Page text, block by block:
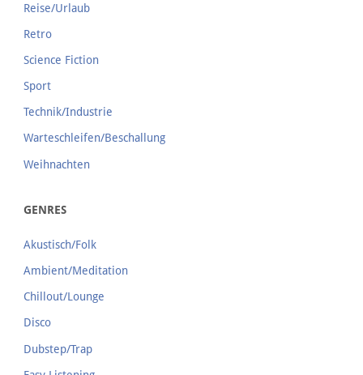
Reise/Urlaub
Retro
Science Fiction
Sport
Technik/Industrie
Warteschleifen/Beschallung
Weihnachten
GENRES
Akustisch/Folk
Ambient/Meditation
Chillout/Lounge
Disco
Dubstep/Trap